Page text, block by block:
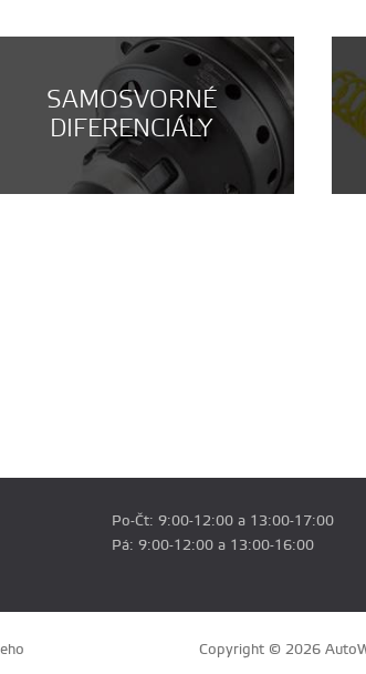
SAMOSVORNÉ
DIFERENCIÁLY
Po-Čt: 9:00-12:00 a 13:00-17:00
Pá: 9:00-12:00 a 13:00-16:00
Copyright © 2026